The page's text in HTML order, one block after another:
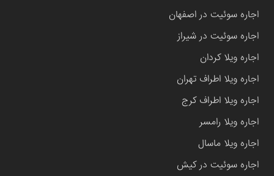
اجاره سوئیت در اصفهان
اجاره سوئیت در شیراز
اجاره ویلا کردان
اجاره ویلا اطراف تهران
اجاره ویلا اطراف کرج
اجاره ویلا رامسر
اجاره ویلا ماسال
اجاره سوئیت در کیش